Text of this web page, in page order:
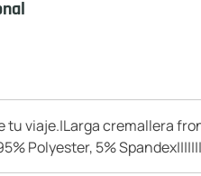
tu viaje.|Larga cremallera
Polyester, 5% Spandex|||||||